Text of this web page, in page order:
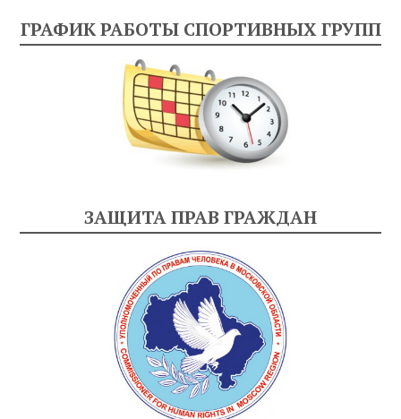
ГРАФИК РАБОТЫ СПОРТИВНЫХ ГРУПП
ЗАЩИТА ПРАВ ГРАЖДАН